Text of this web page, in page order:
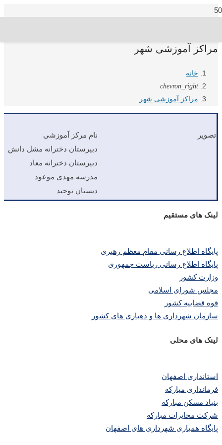
مراکز آموزشی شهر
خانه
chevron_right
مراکز آموزشی شهر
تصویر
نام مرکز آموزشی
دبیرستان دخترانه مشل دانش
دبیرستان دخترانه معاد
مدرسه مهدی موعود
دبستان توحید
لینک های مستقیم
پایگاه اطلاع رسانی مقام معظم رهبری
پایگاه اطلاع رسانی ریاست جمهوری
وزارت کشور
مجلس شورای اسلامی
قوه قضاییه کشور
سازمان شهرداری ها و دهیاری های کشور
لینک های محلی
استانداری اصفهان
فرمانداری مبارکه
بنیاد مسکن مبارکه
شرکت مخابرات مبارکه
پایگاه همیاری شهرداری های اصفهان